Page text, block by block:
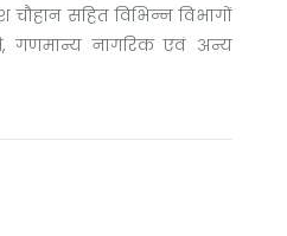
चौहान सहित विभिन्न विभागों
गणमान्य नागरिक एवं अन्य